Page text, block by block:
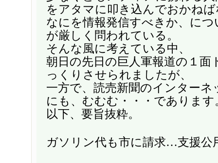
をアタマに叩き込んでおかね
なにを情報発信すべきか、につ
が厳しく問われている。
そんな風に考えている中、
朝日の先日の巨人軍報道の１面
っくりさせられましたが、
一方で、読売新聞のインターネ
にも、むむむ・・・であります
以下、要旨抜粋。
ガソリン代も市に請求…支援公